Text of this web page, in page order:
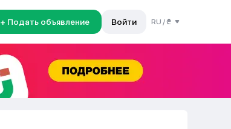
+ Подать объявление Войти RU /₾